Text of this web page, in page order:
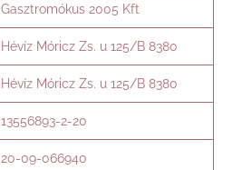
Gasztromókus 2005 Kft
Hévíz Móricz Zs. u 125/B 8380
Hévíz Móricz Zs. u 125/B 8380
13556893-2-20
20-09-066940